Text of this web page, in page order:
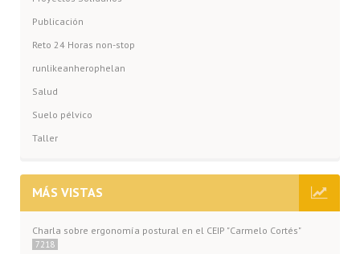
Publicación
Reto 24 Horas non-stop
runlikeanherophelan
Salud
Suelo pélvico
Taller
MÁS VISTAS
Charla sobre ergonomía postural en el CEIP "Carmelo Cortés"
7218